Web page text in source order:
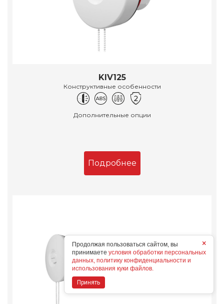
KIV125
Конструктивные особенности
Дополнительные опции
Подробнее
×
Продолжая пользоваться сайтом, вы
принимаете условия обработки персональных
данных, политику конфиденциальности и
использования куки файлов.
Принять